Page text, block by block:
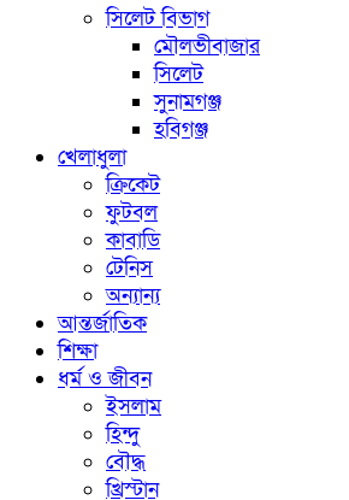
সিলেট বিভাগ
মৌলভীবাজার
সিলেট
সুনামগঞ্জ
হবিগঞ্জ
খেলাধুলা
ক্রিকেট
ফুটবল
কাবাডি
টেনিস
অন্যান্য
আন্তর্জাতিক
শিক্ষা
ধর্ম ও জীবন
ইসলাম
হিন্দু
বৌদ্ধ
খ্রিস্টান